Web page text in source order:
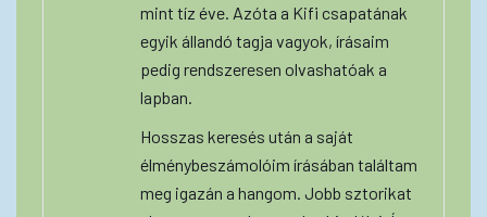
mint tíz éve. Azóta a Kifi csapatának
egyik állandó tagja vagyok, írásaim
pedig rendszeresen olvashatóak a
lapban.
Hosszas keresés után a saját
élménybeszámolóim írásában találtam
meg igazán a hangom. Jobb sztorikat